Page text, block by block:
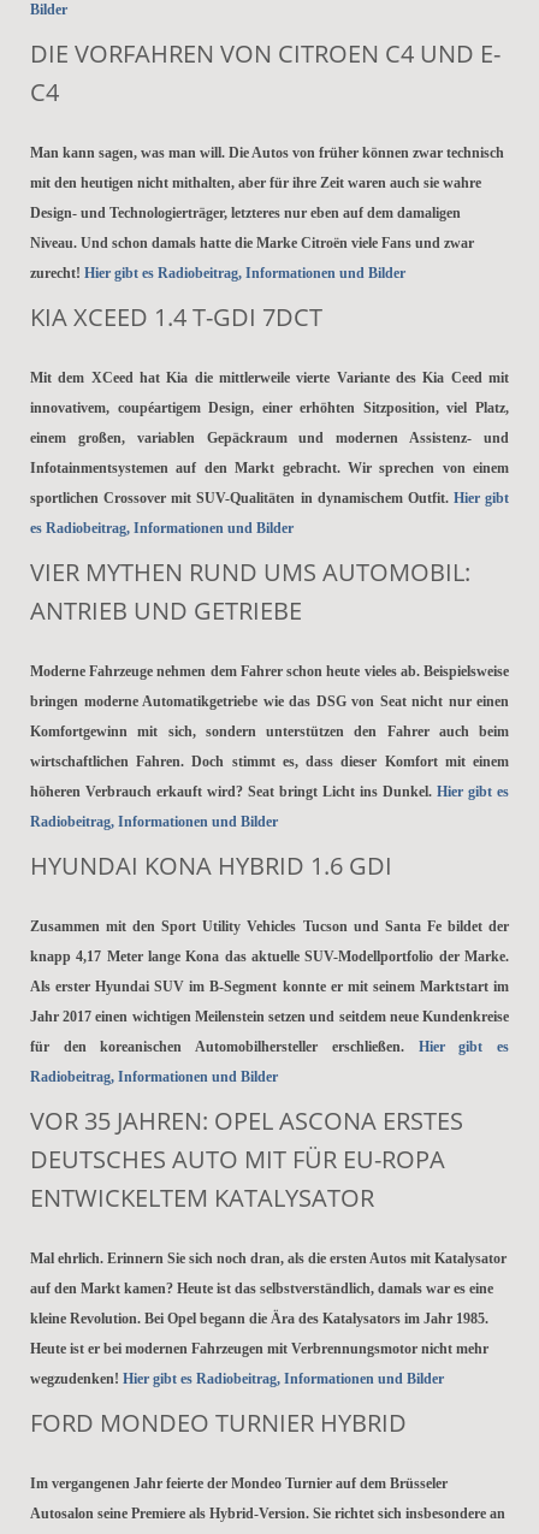
Bilder
DIE VORFAHREN VON CITROEN C4 UND E-
C4
Man kann sagen, was man will. Die Autos von früher können zwar technisch
mit den heutigen nicht mithalten, aber für ihre Zeit waren auch sie wahre
Design- und Technologierträger, letzteres nur eben auf dem damaligen
Niveau. Und schon damals hatte die Marke Citroën viele Fans und zwar
zurecht! Hier gibt es Radiobeitrag, Informationen und Bilder
KIA XCEED 1.4 T-GDI 7DCT
Mit dem XCeed hat Kia die mittlerweile vierte Variante des Kia Ceed mit
innovativem, coupéartigem Design, einer erhöhten Sitzposition, viel Platz,
einem großen, variablen Gepäckraum und modernen Assistenz- und
Infotainmentsystemen auf den Markt gebracht. Wir sprechen von einem
sportlichen Crossover mit SUV-Qualitäten in dynamischem Outfit. Hier gibt
es Radiobeitrag, Informationen und Bilder
VIER MYTHEN RUND UMS AUTOMOBIL:
ANTRIEB UND GETRIEBE
Moderne Fahrzeuge nehmen dem Fahrer schon heute vieles ab. Beispielsweise
bringen moderne Automatikgetriebe wie das DSG von Seat nicht nur einen
Komfortgewinn mit sich, sondern unterstützen den Fahrer auch beim
wirtschaftlichen Fahren. Doch stimmt es, dass dieser Komfort mit einem
höheren Verbrauch erkauft wird? Seat bringt Licht ins Dunkel. Hier gibt es
Radiobeitrag, Informationen und Bilder
HYUNDAI KONA HYBRID 1.6 GDI
Zusammen mit den Sport Utility Vehicles Tucson und Santa Fe bildet der
knapp 4,17 Meter lange Kona das aktuelle SUV-Modellportfolio der Marke.
Als erster Hyundai SUV im B-Segment konnte er mit seinem Marktstart im
Jahr 2017 einen wichtigen Meilenstein setzen und seitdem neue Kundenkreise
für den koreanischen Automobilhersteller erschließen. Hier gibt es
Radiobeitrag, Informationen und Bilder
VOR 35 JAHREN: OPEL ASCONA ERSTES
DEUTSCHES AUTO MIT FÜR EU-ROPA
ENTWICKELTEM KATALYSATOR
Mal ehrlich. Erinnern Sie sich noch dran, als die ersten Autos mit Katalysator
auf den Markt kamen? Heute ist das selbstverständlich, damals war es eine
kleine Revolution. Bei Opel begann die Ära des Katalysators im Jahr 1985.
Heute ist er bei modernen Fahrzeugen mit Verbrennungsmotor nicht mehr
wegzudenken! Hier gibt es Radiobeitrag, Informationen und Bilder
FORD MONDEO TURNIER HYBRID
Im vergangenen Jahr feierte der Mondeo Turnier auf dem Brüsseler
Autosalon seine Premiere als Hybrid-Version. Sie richtet sich insbesondere an